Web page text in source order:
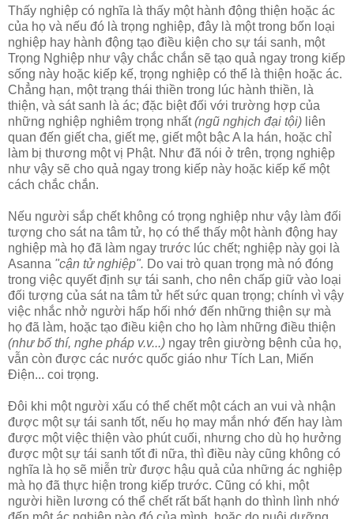
Thấy nghiệp có nghĩa là thấy một hành động thiện hoặc ác
của họ và nếu đó là trọng nghiệp, đây là một trong bốn loại
nghiệp hay hành động tạo điều kiện cho sự tái sanh, một
Trọng Nghiệp như vậy chắc chắn sẽ tạo quả ngay trong kiếp
sống này hoặc kiếp kế, trọng nghiệp có thể là thiện hoặc ác.
Chẳng hạn, một trạng thái thiền trong lúc hành thiền, là
thiện, và sát sanh là ác; đặc biệt đối với trường hợp của
những nghiệp nghiêm trọng nhất(ngũ nghịch đại tội) liên
quan đến giết cha, giết mẹ, giết một bậc A la hán, hoặc chỉ
làm bị thương một vị Phật. Như đã nói ở trên, trọng nghiệp
như vậy sẽ cho quả ngay trong kiếp này hoặc kiếp kế một
cách chắc chắn.
Nếu người sắp chết không có trọng nghiệp như vậy làm đối
tượng cho sát na tâm tử, họ có thể thấy một hành động hay
nghiệp mà họ đã làm ngay trước lúc chết; nghiệp này gọi là
Asanna "cận tử nghiệp". Do vai trò quan trọng mà nó đóng
trong việc quyết định sự tái sanh, cho nên chấp giữ vào loại
đối tượng của sát na tâm tử hết sức quan trọng; chính vì vậy
việc nhắc nhở người hấp hối nhớ đến những thiện sự mà
họ đã làm, hoặc tạo điều kiện cho họ làm những điều thiện
(như bố thí, nghe pháp v.v...) ngay trên giường bệnh của họ,
vẫn còn được các nước quốc giáo như Tích Lan, Miến
Ðiện... coi trọng.
Ðôi khi một người xấu có thể chết một cách an vui và nhận
được một sự tái sanh tốt, nếu họ may mắn nhớ đến hay làm
được một việc thiện vào phút cuối, nhưng cho dù họ hưởng
được một sự tái sanh tốt đi nữa, thì điều này cũng không có
nghĩa là họ sẽ miễn trừ được hậu quả của những ác nghiệp
mà họ đã thực hiện trong kiếp trước. Cũng có khi, một
người hiền lương có thể chết rất bất hạnh do thình lình nhớ